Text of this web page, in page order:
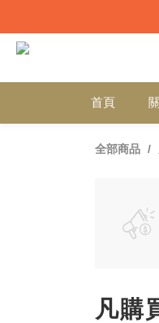
首頁
全部商品
凡購